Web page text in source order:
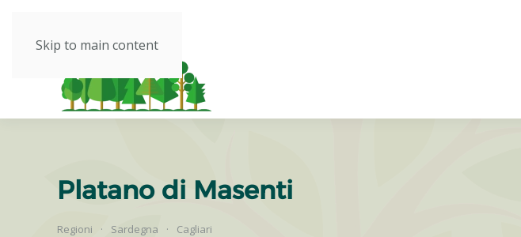
Skip to main content
Platano di Masenti
Regioni Sardegna Cagliari